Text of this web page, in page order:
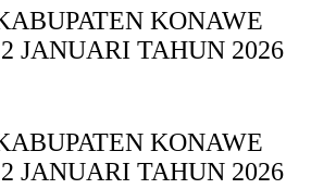
KONAWE
JANUARI TAHUN 2026
KONAWE
JANUARI TAHUN 2026